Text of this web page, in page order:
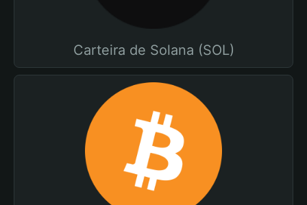
Carteira de Solana (SOL)